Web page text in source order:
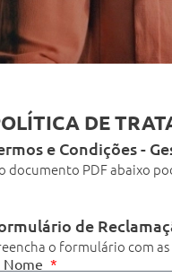
DE
e Condições -
documento PDF abaixo
de
o formulário com
Nome